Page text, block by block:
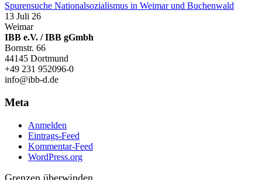
Spurensuche Nationalsozialismus in Weimar und Buchenwald
13 Juli 26
Weimar
IBB e.V. / IBB gGmbh
Bornstr. 66
44145 Dortmund
+49 231 952096-0
info@ibb-d.de
Meta
Anmelden
Eintrags-Feed
Kommentar-Feed
WordPress.org
Grenzen überwinden